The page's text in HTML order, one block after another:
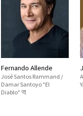
Fernando Allende
José Santos Rammand /
Damar Santoyo "El
Diablo" 역